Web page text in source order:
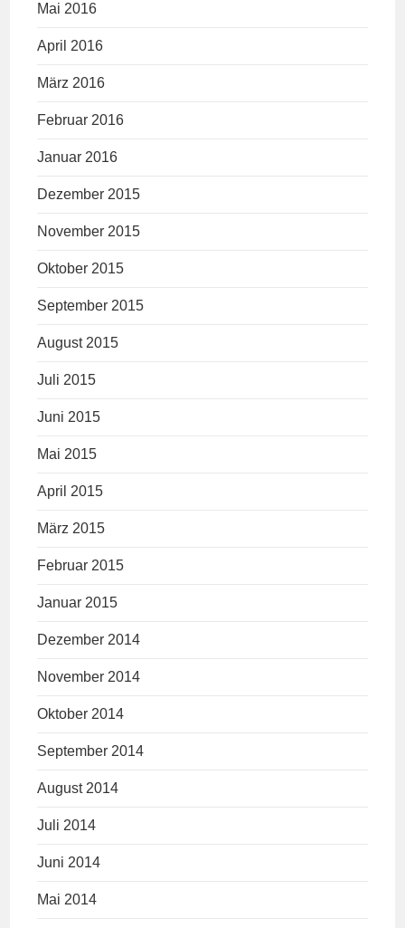
Mai 2016
April 2016
März 2016
Februar 2016
Januar 2016
Dezember 2015
November 2015
Oktober 2015
September 2015
August 2015
Juli 2015
Juni 2015
Mai 2015
April 2015
März 2015
Februar 2015
Januar 2015
Dezember 2014
November 2014
Oktober 2014
September 2014
August 2014
Juli 2014
Juni 2014
Mai 2014